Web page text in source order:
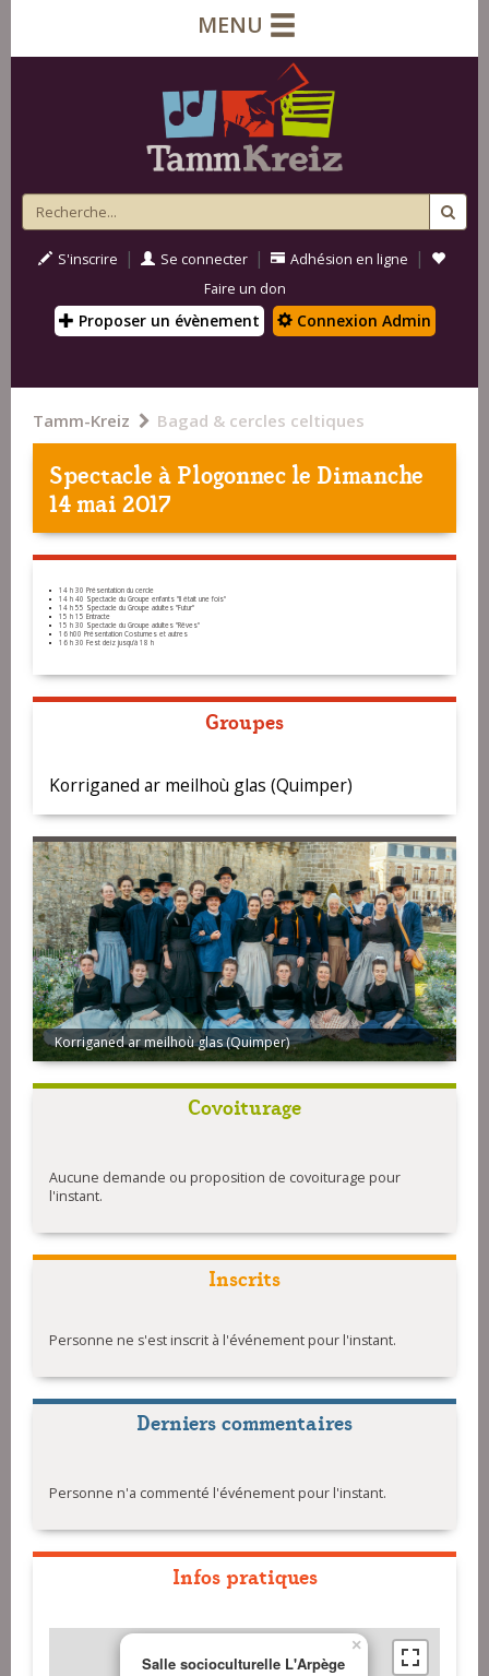
MENU
S'inscrire | Se connecter | Adhésion en ligne |
Faire un don
Proposer un évènement Connexion Admin
Tamm-Kreiz Bagad & cercles celtiques
Spectacle àPlogonnecle Dimanche
14 mai 2017
14 h 30 Présentation du cercle
14 h 40 Spectacle du Groupe enfants "Il était une fois"
14 h 55 Spectacle du Groupe adultes "Futur"
15 h 15 Entracte
15 h 30 Spectacle du Groupe adultes "Rêves"
16 h00 Présentation Costumes et autres
16 h 30 Fest deiz jusqu'à 18 h
Groupes
Korriganed ar meilhoù glas (Quimper)
Korriganed ar meilhoù glas (Quimper)
Covoiturage
Aucune demande ou proposition de covoiturage pour
l'instant.
Inscrits
Personne ne s'est inscrit à l'événement pour l'instant.
Derniers commentaires
Personne n'a commenté l'événement pour l'instant.
Infos pratiques
Salle socioculturelle L'Arpège
×